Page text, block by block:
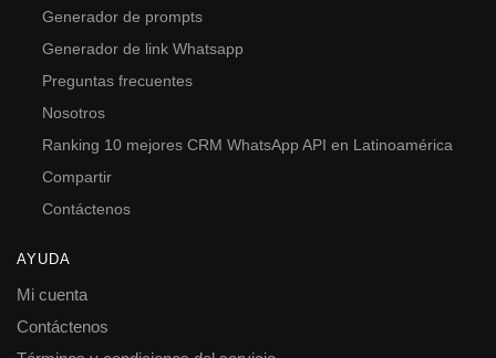
Generador de prompts
Generador de link Whatsapp
Preguntas frecuentes
Nosotros
Ranking 10 mejores CRM WhatsApp API en Latinoamérica
Compartir
Contáctenos
AYUDA
Mi cuenta
Contáctenos